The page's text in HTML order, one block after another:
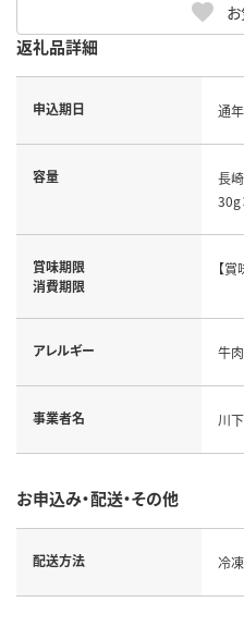
返礼品詳細
申込期日 通年
容量
長
賞味期限
消費期限
【
アレルギー 牛肉
事業者名 川
お申込み・配送・その他
配送方法 冷凍